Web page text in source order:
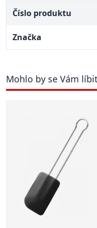
Číslo produktu
Značka
Mohlo by se Vám líbit